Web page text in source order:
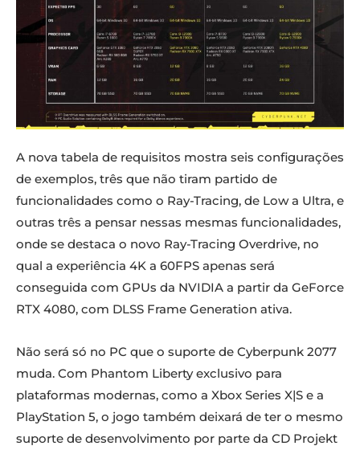
A nova tabela de requisitos mostra seis configurações
de exemplos, três que não tiram partido de
funcionalidades como o Ray-Tracing, de Low a Ultra, e
outras três a pensar nessas mesmas funcionalidades,
onde se destaca o novo Ray-Tracing Overdrive, no
qual a experiência 4K a 60FPS apenas será
conseguida com GPUs da NVIDIA a partir da GeForce
RTX 4080, com DLSS Frame Generation ativa.
Não será só no PC que o suporte de Cyberpunk 2077
muda. Com Phantom Liberty exclusivo para
plataformas modernas, como a Xbox Series X|S e a
PlayStation 5, o jogo também deixará de ter o mesmo
suporte de desenvolvimento por parte da CD Projekt